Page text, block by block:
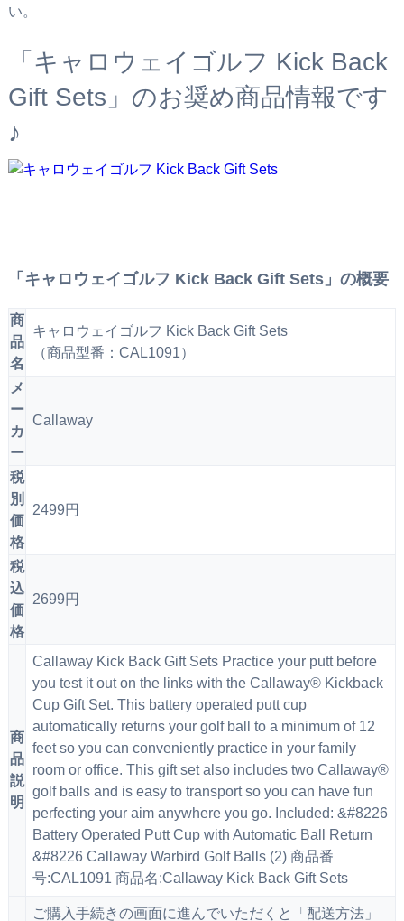
い。
「キャロウェイゴルフ Kick Back
Gift Sets」のお奨め商品情報です
♪
「キャロウェイゴルフ Kick Back Gift Sets」の概要
商
品
名
キャロウェイゴルフ Kick Back Gift Sets
（商品型番：CAL1091）
メ
ー
カ
ー
Callaway
税
別
価
格
2499円
税
込
価
格
2699円
商
品
説
明
Callaway Kick Back Gift Sets Practice your putt before
you test it out on the links with the Callaway® Kickback
Cup Gift Set. This battery operated putt cup
automatically returns your golf ball to a minimum of 12
feet so you can conveniently practice in your family
room or office. This gift set also includes two Callaway®
golf balls and is easy to transport so you can have fun
perfecting your aim anywhere you go. Included: &#8226
Battery Operated Putt Cup with Automatic Ball Return
&#8226 Callaway Warbird Golf Balls (2) 商品番
号:CAL1091 商品名:Callaway Kick Back Gift Sets
ご購入手続きの画面に進んでいただくと「配送方法」